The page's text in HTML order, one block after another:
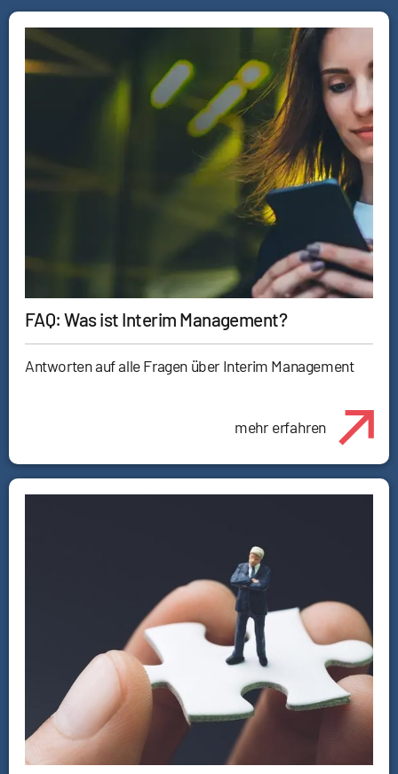
FAQ: Was ist Interim Management?
Antworten auf alle Fragen über Interim Management
mehr erfahren